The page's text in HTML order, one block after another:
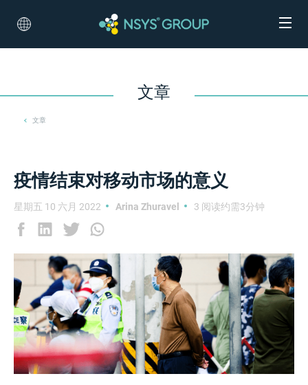
文章
文章
疫情结束对移动市场的意义
星期五 10 六月 2022 Arina Zhuravel 3 阅读约需3分钟